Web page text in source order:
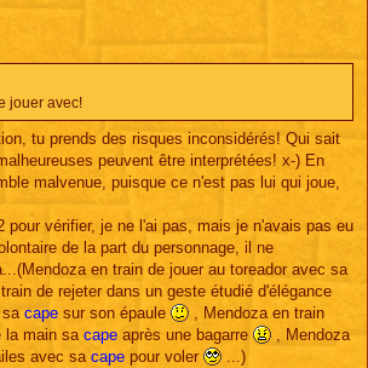
jouer avec!
tu prends des risques inconsidérés! Qui sait
peuvent être interprétées! x-) En
malvenue, puisque ce n'est pas lui qui joue,
pour vérifier, je ne l'ai pas, mais je n'avais pas eu
de la part du personnage, il ne
en train de jouer au toreador avec sa
de rejeter dans un geste étudié d'élégance
sa cape sur son épaule
, Mendoza en train
la main sa cape après une bagarre
, Mendoza
avec sa cape pour voler
...)